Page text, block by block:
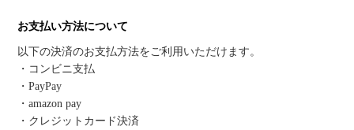
お支払い方法について
以下の決済のお支払方法をご利用いただけます。
・コンビニ支払
・PayPay
・amazon pay
・クレジットカード決済